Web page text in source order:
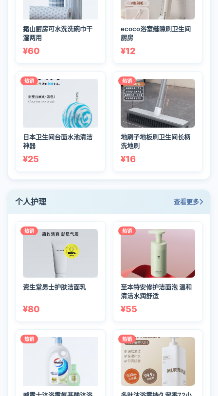
霜山厨房可水洗洗碗巾干
湿两用
¥60
ecoco浴室缝隙刷卫生间
厨房
¥12
热销
日本卫生间台面水池清洁
神器
¥25
热销
地刷子地板刷卫生间长柄
洗地刷
¥16
个人护理 查看更多
热销
资生堂男士护肤洁面乳
¥80
热销
至本特安修护洁面泡 温和
清洁水润舒适
¥55
热销 热销